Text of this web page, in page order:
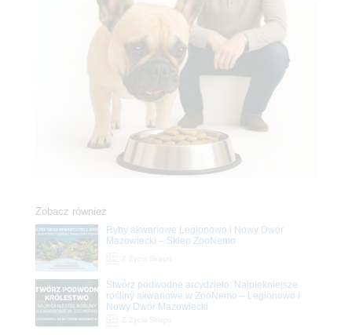
Zobacz również
Ryby akwariowe Legionowo i Nowy Dwór
Mazowiecki – Sklep ZooNemo
Stwórz podwodne arcydzieło: Najpiękniejsze
rośliny akwariowe w ZooNemo – Legionowo i
Nowy Dwór Mazowiecki